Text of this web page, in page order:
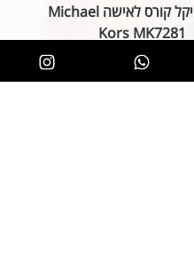
שעון מייקל קורס לאישה Michael
Kors MK7281
מחיר רגיל מחיר מבצע